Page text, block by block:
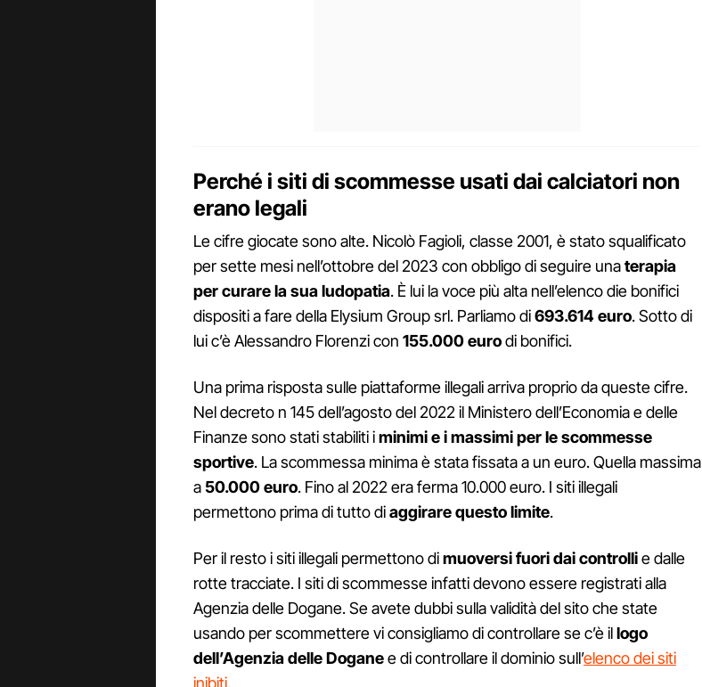
Perché i siti di scommesse usati dai calciatori non
erano legali
Le cifre giocate sono alte. Nicolò Fagioli, classe 2001, è stato squalificato
per sette mesi nell’ottobre del 2023 con obbligo di seguire unaterapia
per curare la sua ludopatia. È lui la voce più alta nell’elenco die bonifici
dispositi a fare della Elysium Group srl. Parliamo di693.614 euro. Sotto di
lui c’è Alessandro Florenzi con 155.000 eurodi bonifici.
Una prima risposta sulle piattaforme illegali arriva proprio da queste cifre.
Nel decreto n 145 dell’agosto del 2022 il Ministero dell’Economia e delle
Finanze sono stati stabiliti iminimi e i massimi per le scommesse
sportive. La scommessa minima è stata fissata a un euro. Quella massima
a 50.000 euro. Fino al 2022 era ferma 10.000 euro. I siti illegali
permettono prima di tutto diaggirare questo limite.
Per il resto i siti illegali permettono dimuoversi fuori dai controllie dalle
rotte tracciate. I siti di scommesse infatti devono essere registrati alla
Agenzia delle Dogane. Se avete dubbi sulla validità del sito che state
usando per scommettere vi consigliamo di controllare se c’è illogo
dell’Agenzia delle Doganee di controllare il dominio sull’elenco dei siti
inibiti.